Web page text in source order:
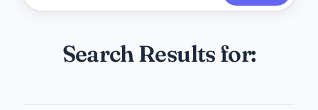
Search Results for: